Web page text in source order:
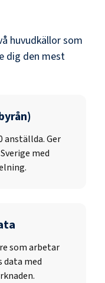
huvudkällor som
dig den mest
anställda. Ger
med
som arbetar
data med